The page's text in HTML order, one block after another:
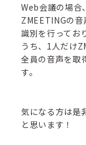
Web会議の場合
ZMEETINGの
識別を行ってお
うち、1人だけ
全員の音声を取
す。
気になる方は是
と思います！